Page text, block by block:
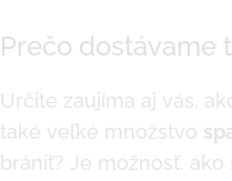
Prečo dostávame
Určite zaujíma aj vás,
také veľké množstvo
brániť? Je možnosť,